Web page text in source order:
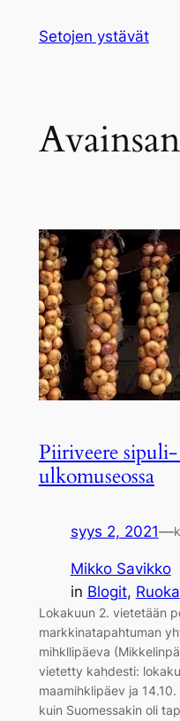
sisältöön
Setojen ystävät
Piiriveere
ulkomuseossa
syys 2, 2021—
Mikko Savikko
in Blogit, Ruoka
Lokakuun 2. vietetään
markkinatapahtuman
mihkllipäeva
vietetty kahdesti:
maamihklipäev ja
kuin Suomessakin oli